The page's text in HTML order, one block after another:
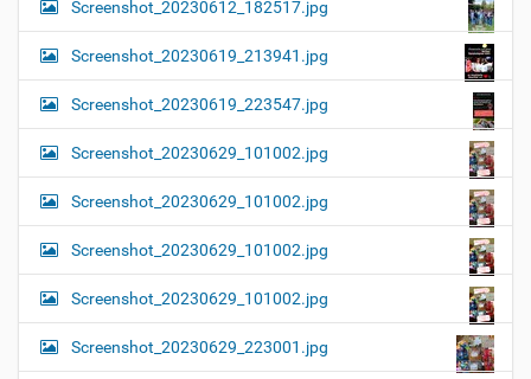
Screenshot_20230612_182517.jpg
Screenshot_20230619_213941.jpg
Screenshot_20230619_223547.jpg
Screenshot_20230629_101002.jpg
Screenshot_20230629_101002.jpg
Screenshot_20230629_101002.jpg
Screenshot_20230629_101002.jpg
Screenshot_20230629_223001.jpg